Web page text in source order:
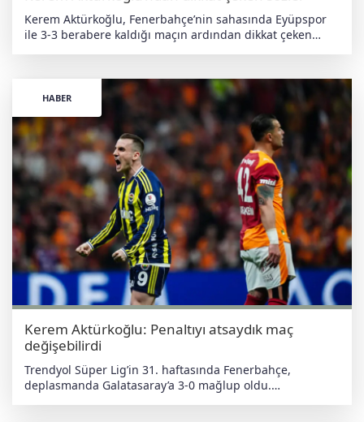
Kerem Aktürkoğlu, Fenerbahçe’nin sahasında Eyüpspor
ile 3-3 berabere kaldığı maçın ardından dikkat çeken
çok mutlu ve gururluyum. Bir an bile bu formayı giydiğim
için pişmanlık yaşamayacağım. Bu öncelikle bilinsin”
daha farklı şeyler konuşacağız. Taraftarımıza mutlu
günler yaşatacağımıza söz veriyorum” ifadelerini
kullandı. Sezonu istedikleri gibi tamamlayamadıklarını
belirten yıldız oyuncu, “Daha iyisini yapabilirdik ama
olmadı. Taraftarımız bizi her yerde destekledi, Allah razı
olsun” diye konuştu. Kerem Aktürkoğlu ayrıca 2026 Dünya
Kupası’yla ilgili de konuşarak, “Yıllar sonra Dünya
Kupası’na gidiyoruz. Ülkemizin başarıya ihtiyacı var” dedi.
haberdeger.com Bağımsız • Yerli • Antiemperyalist
HABER
Kerem Aktürkoğlu: Penaltıyı atsaydık maç
değişebilirdi
Trendyol Süper Lig’in 31. haftasında Fenerbahçe,
deplasmanda Galatasaray’a 3-0 mağlup oldu.